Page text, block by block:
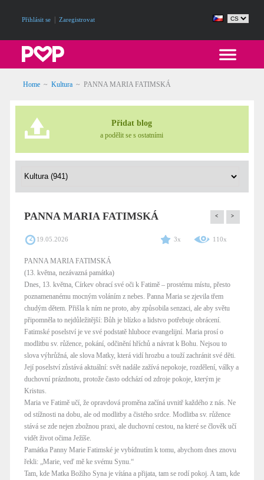
Přihlásit se Zaregistrovat
Home ~ Kultura ~ PANNA MARIA FATIMSKÁ
Přidat blog
a podělit se s ostatními
PANNA MARIA FATIMSKÁ < >
19.05.2026 3x 110x
PANNA MARIA FATIMSKÁ
(13. května, nezávazná památka)
Dnes, 13. května, Církev obrací své oči k Fatimě – prostému místu, přesto
poznamenanému mocným voláním z nebes. Panna Maria se zjevila třem
chudým dětem. Přišla k ním ne proto, aby způsobila senzaci, ale aby světu
připomněla to nejdůležitější: Bůh je blízko a lidstvo potřebuje obrácení.
Fatimské poselství je ve své podstatě hluboce evangelijní. Maria prosí o
modlitbu sv. růžence, pokání, odčinění hříchů a návrat k Bohu. Nejsou to
slova výhrůžná, ale slova Matky, která vidí hrozbu a touží zachránit své děti.
Její poselství zůstává aktuální: svět nadále zažívá nepokoje, rozdělení, války a
duchovní prázdnotu, protože často odchází od zdroje pokoje, kterým je
Kristus.
Maria ve Fatimě učí, že opravdová proměna začíná uvnitř každého z nás. Ne
od stížnosti na dobu, ale od modlitby a čistého srdce. Modlitba sv. růžence
stává se zde nejen zbožnou praxi, ale duchovní cestou, na které se člověk učí
vidět život očima Ježíše.
Památka Panny Marie Fatimské je vybídnutím k tomu, abychom dnes znovu
řekli: „Marie, veď mě ke svému Synu.“
Tam, kde Matka Božího Syna je vítána a přijata, tam se rodí pokoj. A tam, kde